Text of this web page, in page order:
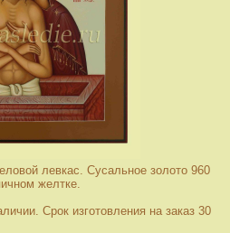
левкас. Сусальное золото 960
желтке.
Срок изготовления на заказ 30